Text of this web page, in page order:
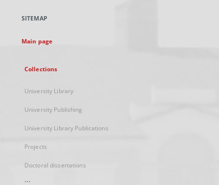
new
SITEMAP
Main page
Collections
University Library
University Publishing
University Library Publications
Projects
Doctoral dissertations
...